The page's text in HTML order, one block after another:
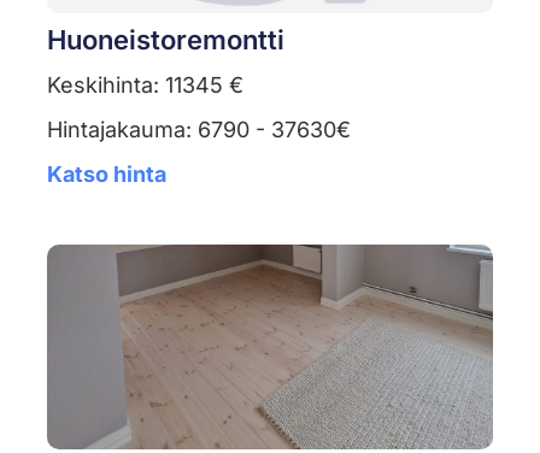
Huoneistoremontti
Keskihinta: 11345 €
Hintajakauma: 6790 - 37630€
Katso hinta